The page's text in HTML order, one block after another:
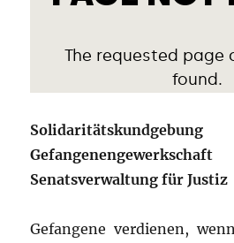
Senatsverwaltung für Justiz
Gefangene verdienen,